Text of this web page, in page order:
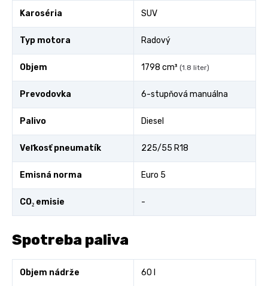
Karoséria SUV
Typ motora Radový
Objem 1798 cm³ (1.8 liter)
Prevodovka 6-stupňová manuálna
Palivo Diesel
Veľkosť pneumatík 225/55 R18
Emisná norma Euro 5
CO₂ emisie -
Spotreba paliva
Objem nádrže 60 l